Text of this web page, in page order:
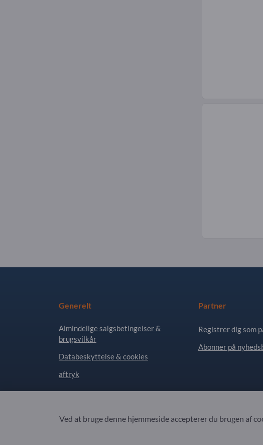
Generelt
Almindelige salgsbetingelser &
brugsvilkår
Databeskyttelse & cookies
aftryk
Partner
Registrer dig som
Abonner på
Copyright © 2026 Exportpages International GmbH. All
Ved at bruge denne hjemmeside accepterer du brugen af